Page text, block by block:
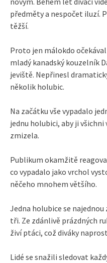
předměty a nespočet iluzí.
těžší.
Proto jen málokdo
mladý kanadský kouzelník
jeviště. Nepřinesl
několik holubic.
Na začátku vše vypadalo
jednu holubici, aby ji všichni
zmizela.
Publikum okamžitě
co vypadalo jako vrchol
něčeho mnohem většího.
Jedna holubice se najednou
tři. Ze zdánlivě prázdných
živí ptáci, což diváky
Lidé se snažili sledovat